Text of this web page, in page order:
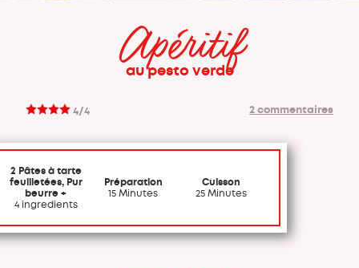
Apéritif
au pesto verde
4/4 2 commentaires
2 Pâtes à tarte
feuilletées, Pur
beurre +
4 ingredients
Préparation
15 Minutes
Cuisson
25 Minutes